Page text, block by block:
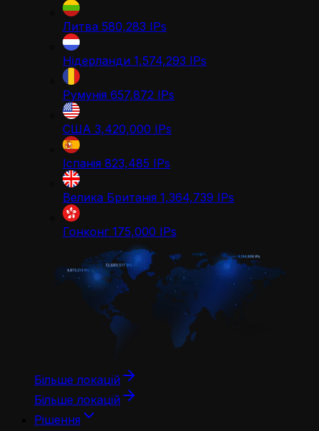
Литва 580,283 IPs
Нідерланди 1,574,293 IPs
Румунія 657,872 IPs
США 3,420,000 IPs
Іспанія 823,485 IPs
Велика Британія 1,364,739 IPs
Гонконг 175,000 IPs
Більше локацій
Більше локацій
Рішення